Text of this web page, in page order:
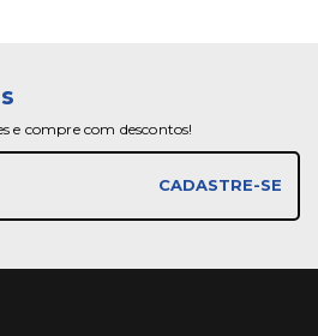
e compre com descontos!
CADASTRE-SE